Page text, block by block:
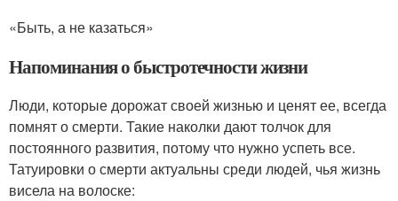
«Быть, а не казаться»
Напоминания о быстротечности жизни
Люди, которые дорожат своей жизнью и ценят ее, всегда
помнят о смерти. Такие наколки дают толчок для
постоянного развития, потому что нужно успеть все.
Татуировки о смерти актуальны среди людей, чья жизнь
висела на волоске: